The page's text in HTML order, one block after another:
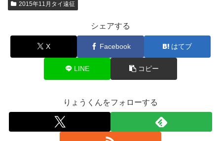
2015年11月タイ遠征
シェアする
X Facebook はてブ
LINE コピー
りょうくんをフォローする